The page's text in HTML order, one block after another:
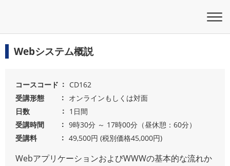
Webシステム概説
コースコード
CD162
受講形態
オンラインもしくは対面
日数
1日間
受講時間
9時30分 ～ 17時00分（昼休憩：60分）
受講料
49,500円 (税別価格45,000円)
WebアプリケーションおよびWWWの基本的な流れか